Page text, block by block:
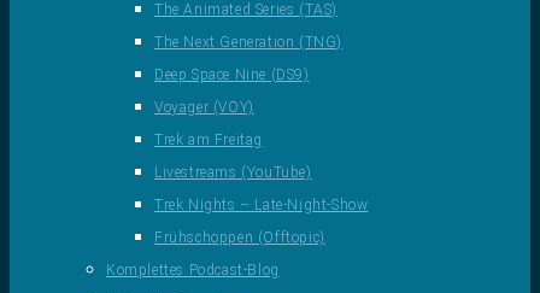
The Animated Series (TAS)
The Next Generation (TNG)
Deep Space Nine (DS9)
Voyager (VOY)
Trek am Freitag
Livestreams (YouTube)
Trek Nights – Late-Night-Show
Frühschoppen (Offtopic)
Komplettes Podcast-Blog